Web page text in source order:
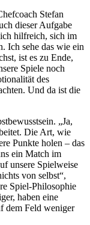
Stefan
dieser Aufgabe
hilfreich, sich im
Ich sehe das wie ein
ist es zu Ende,
Spiele noch
des
Und da ist die
„Ja,
Die Art, wie
Punkte holen – das
ein Match im
unsere Spielweise
von selbst“,
Spiel-Philosophie
haben eine
dem Feld weniger